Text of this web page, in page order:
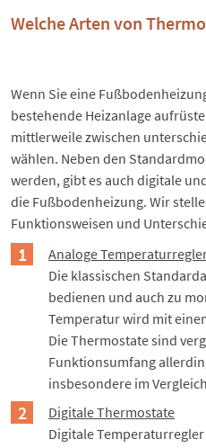
Welche Arten von
Wenn Sie eine
bestehende Heizanlage
mittlerweile zwischen
wählen. Neben den
werden, gibt es auch digitale
die Fußbodenheizung. Wir
Funktionsweisen und
Analoge
Die klassischen
bedienen und auch zu
Temperatur wird mit
Die Thermostate sind
Funktionsumfang
insbesondere im
Digitale Thermostate
Digitale